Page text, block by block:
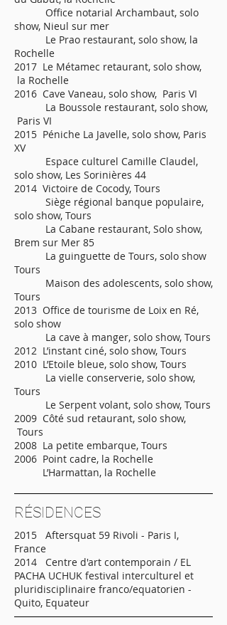
Office notarial Archambaut, solo
show, Nieul sur mer
Le Prao restaurant, solo show, la
Rochelle
2017 Le Métamec retaurant, solo show,
la Rochelle
2016 Cave Vaneau, solo show, Paris VI
La Boussole restaurant, solo show,
Paris VI
2015 Péniche La Javelle, solo show, Paris
XV
Espace culturel Camille Claudel,
solo show, Les Sorinières 44
2014 Victoire de Cocody, Tours
Siège régional banque populaire,
solo show, Tours
La Cabane restaurant, Solo show,
Brem sur Mer 85
La guinguette de Tours, solo show
Tours
Maison des adolescents, solo show,
Tours
2013 Office de tourisme de Loix en Ré,
solo show
La cave à manger, solo show, Tours
2012 L’instant ciné, solo show, Tours
2010 L’Etoile bleue, solo show, Tours
La vielle conserverie, solo show,
Tours
Le Serpent volant, solo show, Tours
2009 Côté sud retaurant, solo show,
Tours
2008 La petite embarque, Tours
2006 Point cadre, la Rochelle
L’Harmattan, la Rochelle​
RÉSIDENCES​
2015 Aftersquat 59 Rivoli - Paris I,
France
2014 Centre d'art contemporain / EL
PACHA UCHUK festival interculturel et
pluridisciplinaire franco/equatorien -
Quito, Equateur